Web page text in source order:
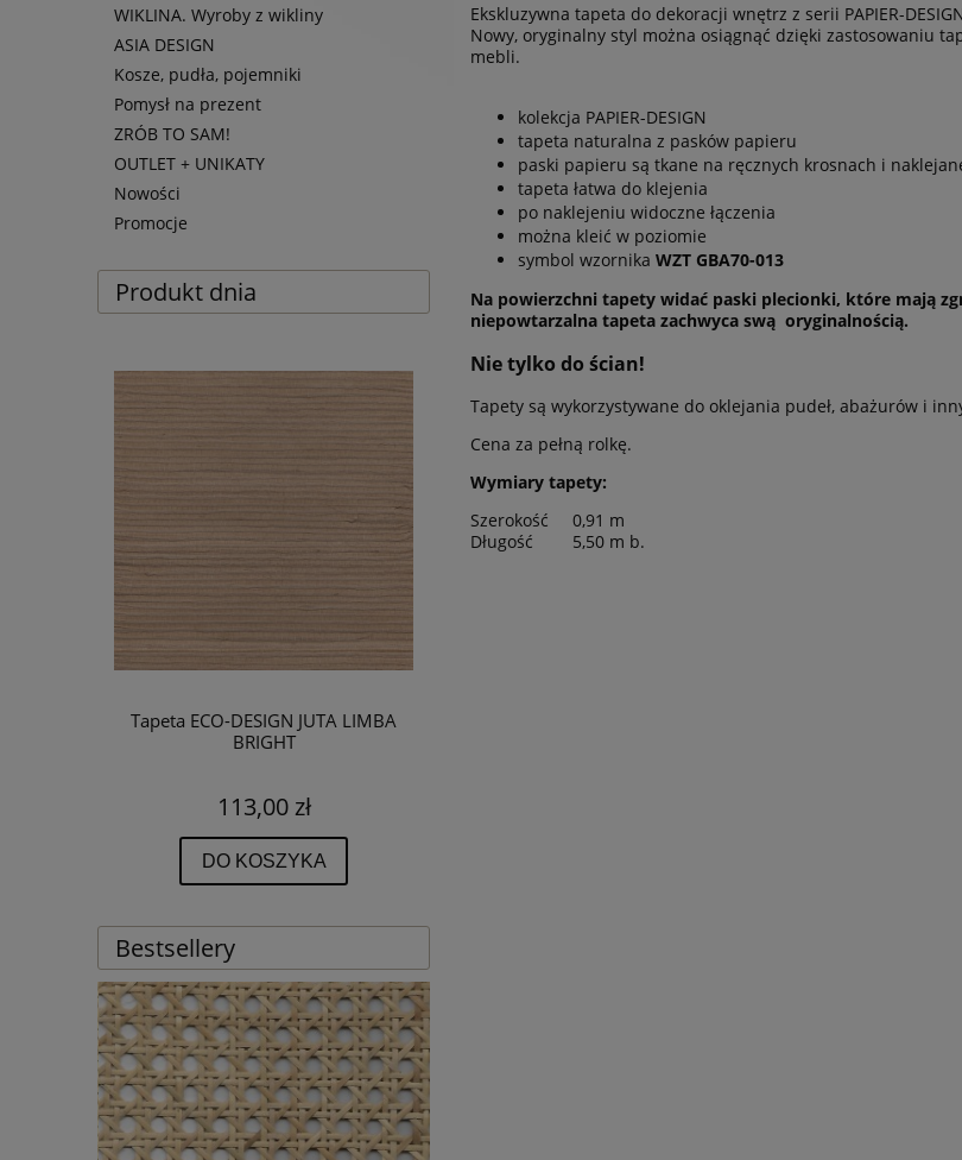
WIKLINA. Wyroby z wikliny
ASIA DESIGN
Kosze, pudła, pojemniki
Pomysł na prezent
ZRÓB TO SAM!
OUTLET + UNIKATY
Nowości
Promocje
Produkt dnia
Tapeta ECO-DESIGN JUTA LIMBA
BRIGHT
113,00 zł
DO KOSZYKA
Bestsellery
Ekskluzywna tapeta do dekoracji wnętrz z serii PAPIER-
Nowy, oryginalny styl można osiągnąć dzięki zastosowaniu
mebli.
kolekcja PAPIER-DESIGN
tapeta naturalna z pasków papieru
paski papieru są tkane na ręcznych krosnach i
tapeta łatwa do klejenia
po naklejeniu widoczne łączenia
można kleić w poziomie
symbol wzornika WZT GBA70-013
Na powierzchni tapety widać paski plecionki, które mają
niepowtarzalna tapeta zachwyca swą oryginalnością.
Nie tylko do ścian!
Tapety są wykorzystywane do oklejania pudeł, abażurów i
Cena za pełną rolkę.
Wymiary tapety:
Szerokość
0,91 m
Długość
5,50 m b.